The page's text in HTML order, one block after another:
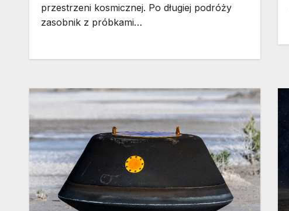
przestrzeni kosmicznej. Po długiej podróży
zasobnik z próbkami…